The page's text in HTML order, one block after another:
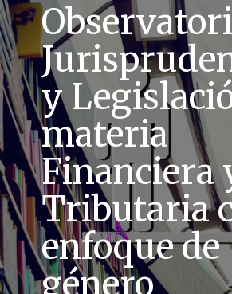
y
materia
Financiera
Tributaria
enfoque de
género